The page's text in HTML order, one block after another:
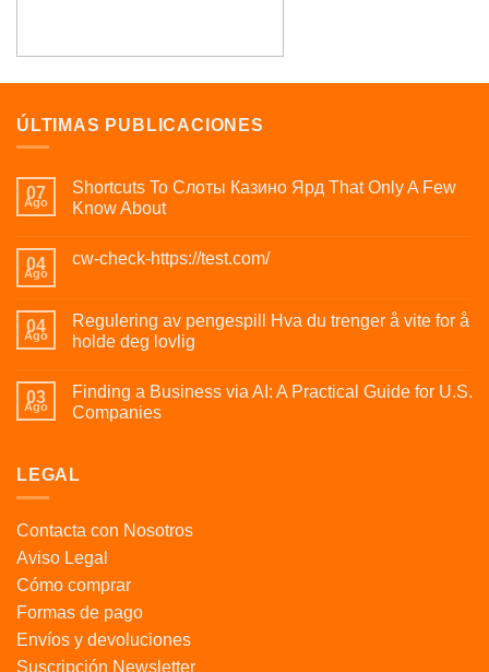
ÚLTIMAS PUBLICACIONES
07
Ago
Shortcuts To Слоты Казино Ярд That Only A Few
Know About
04
Ago
cw-check-https://test.com/
04
Ago
Regulering av pengespill Hva du trenger å vite for å
holde deg lovlig
03
Ago
Finding a Business via AI: A Practical Guide for U.S.
Companies
LEGAL
Contacta con Nosotros
Aviso Legal
Cómo comprar
Formas de pago
Envíos y devoluciones
Suscripción Newsletter